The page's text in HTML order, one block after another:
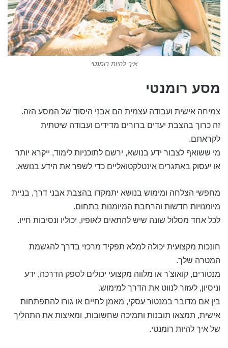
איך להיות רומנטי
מסע רומנטי
צמיחה אישית ועבודה עצמית הם אבני היסוד של המסע הזה.
זה כרוך בהצבת יעדים ברורים מדידים ועבודה שיטתית
לקראתם.
מי ששואף לצבור ידע בנושא, ירשם לתוכניות לימוד, ייקרא יותר
או יעסוק באתגרים אינטלקטואליים כדי לשפר את הידע בנושא.
מחפשי הצלחה ומימוש בנושא יתמקדו בהצבת אבני דרך, בניית
מיומנויות חדשות והרחבת המיומנות בתחום.
לכל אחד מסלול שונה שיש להתאים לאופיו, יכוליו ונסיבות חייו.
חונכות מקצועית יכולה למלא תפקיד מרכזי בדרך להגשמת
המטרה שלך.
מנטורים, קואוצ'ר או מלווה מקצועי יכולים לספק הדרכה, ידע
וניסיון, לעזור לנווט את הדרך למימוש.
בין אם מדובר במנטור עסקי, מאמן לחיים או גורו להתפתחות
אישית, תמצאו תובנות ותמיכה שחשובות, ומאיצות את התהליך
של איך להיות רומנטי.